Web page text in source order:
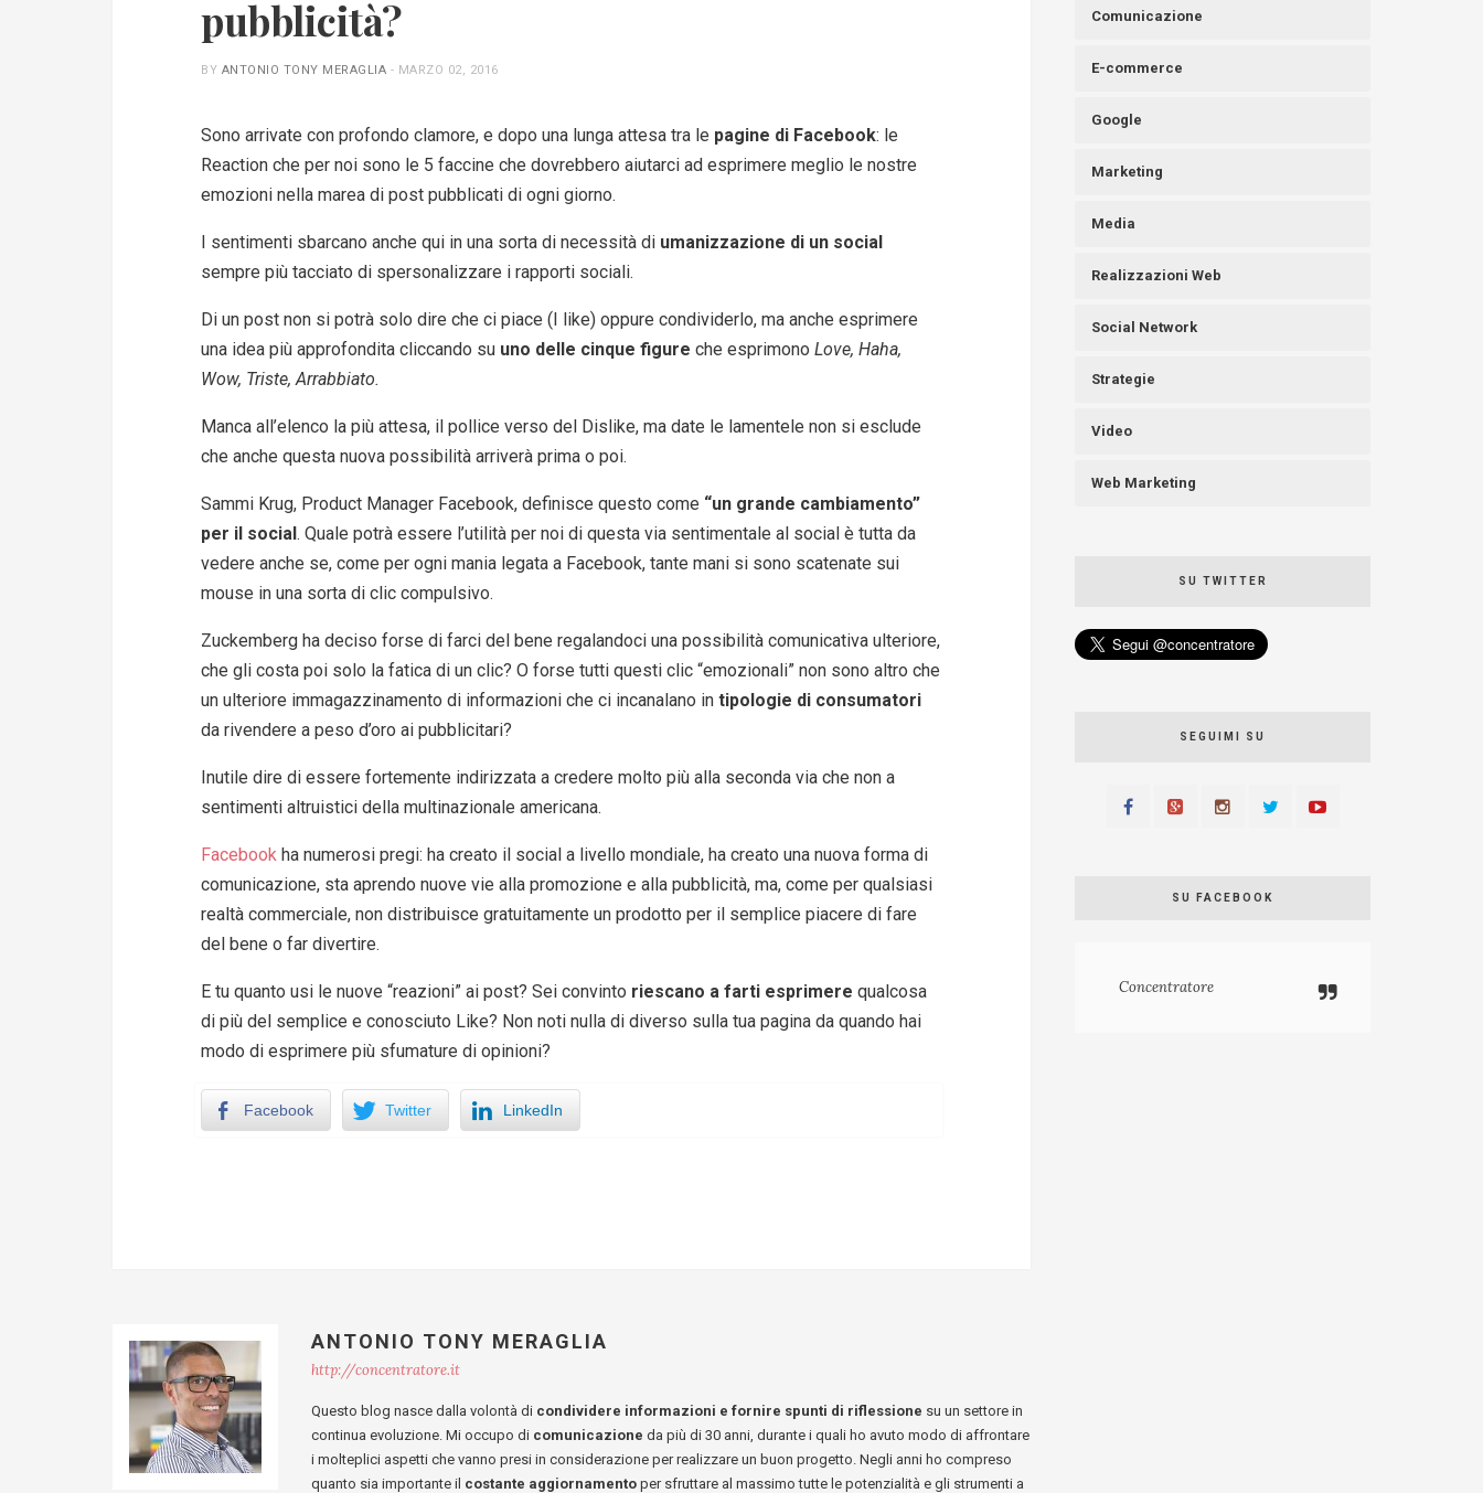
pubblicità?
BY ANTONIO TONY MERAGLIA - MARZO 02, 2016
Sono arrivate con profondo clamore, e dopo una lunga attesa tra le pagine di Facebook: le
Reaction che per noi sono le 5 faccine che dovrebbero aiutarci ad esprimere meglio le nostre
emozioni nella marea di post pubblicati di ogni giorno.
I sentimenti sbarcano anche qui in una sorta di necessità di umanizzazione di un social
sempre più tacciato di spersonalizzare i rapporti sociali.
Di un post non si potrà solo dire che ci piace (I like) oppure condividerlo, ma anche esprimere
una idea più approfondita cliccando su uno delle cinque figure che esprimono Love, Haha,
Wow, Triste, Arrabbiato.
Manca all’elenco la più attesa, il pollice verso del Dislike, ma date le lamentele non si esclude
che anche questa nuova possibilità arriverà prima o poi.
Sammi Krug, Product Manager Facebook, definisce questo come “un grande cambiamento”
per il social. Quale potrà essere l’utilità per noi di questa via sentimentale al social è tutta da
vedere anche se, come per ogni mania legata a Facebook, tante mani si sono scatenate sui
mouse in una sorta di clic compulsivo.
Zuckemberg ha deciso forse di farci del bene regalandoci una possibilità comunicativa ulteriore,
che gli costa poi solo la fatica di un clic? O forse tutti questi clic “emozionali” non sono altro che
un ulteriore immagazzinamento di informazioni che ci incanalano in tipologie di consumatori
da rivendere a peso d’oro ai pubblicitari?
Inutile dire di essere fortemente indirizzata a credere molto più alla seconda via che non a
sentimenti altruistici della multinazionale americana.
Facebook ha numerosi pregi: ha creato il social a livello mondiale, ha creato una nuova forma di
comunicazione, sta aprendo nuove vie alla promozione e alla pubblicità, ma, come per qualsiasi
realtà commerciale, non distribuisce gratuitamente un prodotto per il semplice piacere di fare
del bene o far divertire.
E tu quanto usi le nuove “reazioni” ai post? Sei convinto riescano a farti esprimere qualcosa
di più del semplice e conosciuto Like? Non noti nulla di diverso sulla tua pagina da quando hai
modo di esprimere più sfumature di opinioni?
Facebook Twitter LinkedIn
ANTONIO TONY MERAGLIA
http://concentratore.it
Questo blog nasce dalla volontà di condividere informazioni e fornire spunti di riflessione su un settore in
continua evoluzione. Mi occupo di comunicazione da più di 30 anni, durante i quali ho avuto modo di affrontare
i molteplici aspetti che vanno presi in considerazione per realizzare un buon progetto. Negli anni ho compreso
quanto sia importante il costante aggiornamento per sfruttare al massimo tutte le potenzialità e gli strumenti a
Comunicazione
E-commerce
Google
Marketing
Media
Realizzazioni Web
Social Network
Strategie
Video
Web Marketing
SU TWITTER
SEGUIMI SU
SU FACEBOOK
Concentratore